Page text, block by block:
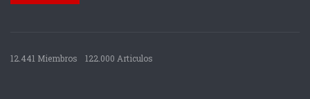
12.441 Miembros 122.000 Articulos